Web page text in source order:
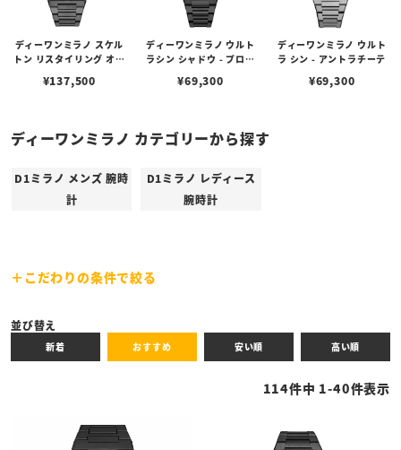
ディーワンミラノ スケル
トン リスタイリング オー
¥137,500
ディーワンミラノ ウルト
ラシン シャドウ - プロジ
¥69,300
ディーワンミラノ ウルト
ラ シン - アントラチーテ
¥69,300
ディーワンミラノ カテゴリーから探す
D1ミラノ メンズ 腕時
計
D1ミラノ レディース
腕時計
こだわりの条件で絞る
並び替え
新着 おすすめ 安い順 高い順
114件中 1-40件表示